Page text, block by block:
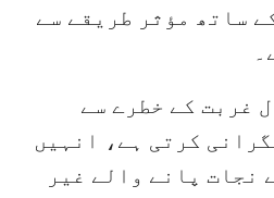
ساتھ مؤثر طریقے سے
غربت کے خطرے سے
کرتی ہے، انہیں
نجات پانے والے غیر